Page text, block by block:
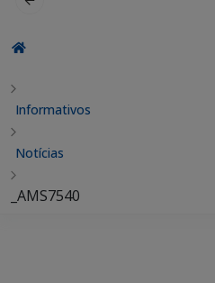
Informativos
Notícias
_AMS7540